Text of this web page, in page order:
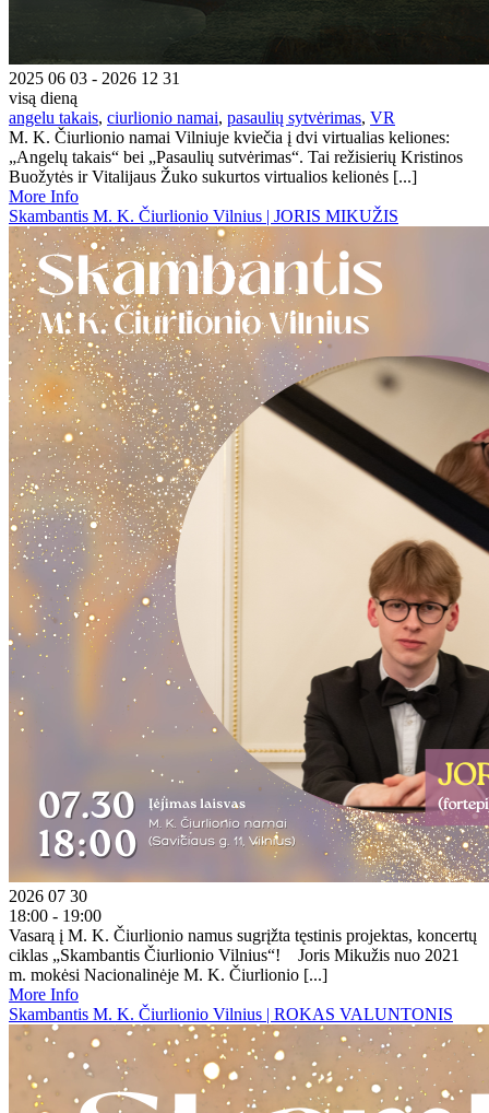
2025 06 03 - 2026 12 31
visą dieną
angelu takais, ciurlionio namai, pasaulių sytvėrimas, VR
M. K. Čiurlionio namai Vilniuje kviečia į dvi virtualias keliones:
„Angelų takais“ bei „Pasaulių sutvėrimas“. Tai režisierių Kristinos
Buožytės ir Vitalijaus Žuko sukurtos virtualios kelionės [...]
More Info
Skambantis M. K. Čiurlionio Vilnius | JORIS MIKUŽIS
2026 07 30
18:00 - 19:00
Vasarą į M. K. Čiurlionio namus sugrįžta tęstinis projektas, koncertų
ciklas „Skambantis Čiurlionio Vilnius“! Joris Mikužis nuo 2021
m. mokėsi Nacionalinėje M. K. Čiurlionio [...]
More Info
Skambantis M. K. Čiurlionio Vilnius | ROKAS VALUNTONIS